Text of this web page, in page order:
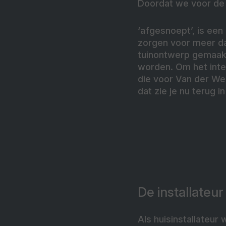
Doordat we voor
‘afgesnoept’, is
zorgen voor meer
tuinontwerp
worden. Om het
die voor Van der
dat zie je nu terug
De installateur
Als huisinstallateur